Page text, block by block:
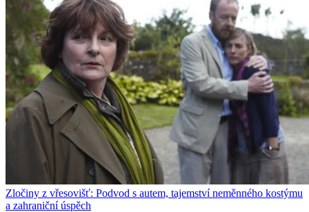
Zločiny z vřesovišť: Podvod s autem, tajemství neměnného kostýmu
a zahraniční úspěch